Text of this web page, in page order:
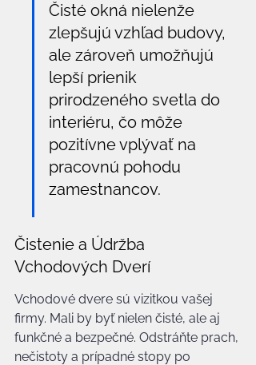
Čisté okná nielenže
zlepšujú vzhľad budovy,
ale zároveň umožňujú
lepší prienik
prirodzeného svetla do
interiéru, čo môže
pozitívne vplývať na
pracovnú pohodu
zamestnancov.
Čistenie a Údržba
Vchodových Dverí
Vchodové dvere sú vizitkou vašej
firmy. Mali by byť nielen čisté, ale aj
funkčné a bezpečné. Odstráňte prach,
nečistoty a prípadné stopy po